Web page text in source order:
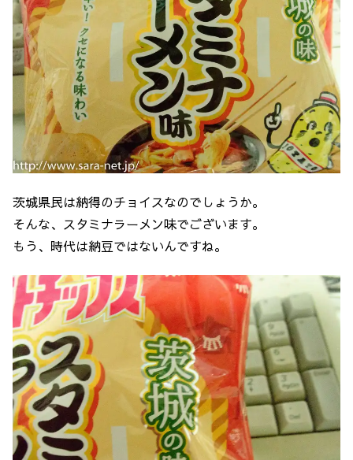
茨城県民は納得のチョイスなのでしょうか。
そんな、スタミナラーメン味でございます。
もう、時代は納豆ではないんですね。